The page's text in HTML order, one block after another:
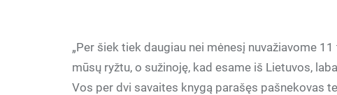
„Per šiek tiek daugiau nei mėnesį nuvažiavome
mūsų ryžtu, o sužinoję, kad esame iš Lietuvos,
Vos per dvi savaites knygą parašęs pašnekovas